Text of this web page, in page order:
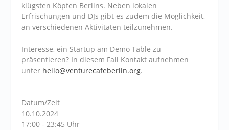
klügsten Köpfen Berlins. Neben lokalen
Erfrischungen und DJs gibt es zudem die Möglichkeit,
an verschiedenen Aktivitäten teilzunehmen.
Interesse, ein Startup am Demo Table zu
präsentieren? In diesem Fall Kontakt aufnehmen
unter hello@venturecafeberlin.org.
Datum/Zeit
10.10.2024
17:00 - 23:45 Uhr